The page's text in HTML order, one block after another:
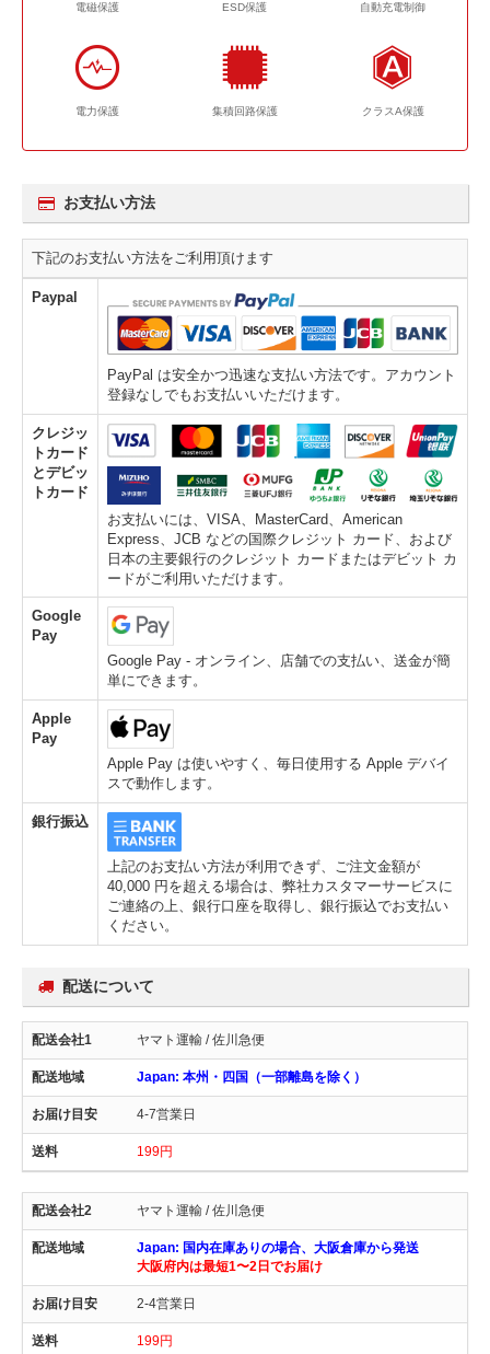
電磁保護 ESD保護 自動充電制御
電力保護 集積回路保護 クラスA保護
お支払い方法
下記のお支払い方法をご利用頂けます
Paypal
PayPal は安全かつ迅速な支払い方法です。アカウント
登録なしでもお支払いいただけます。
クレジッ
トカード
とデビッ
トカード
お支払いには、VISA、MasterCard、American
Express、JCB などの国際クレジット カード、および
日本の主要銀行のクレジット カードまたはデビット カ
ードがご利用いただけます。
Google
Pay
Google Pay - オンライン、店舗での支払い、送金が簡
単にできます。
Apple
Pay
Apple Pay は使いやすく、毎日使用する Apple デバイ
スで動作します。
銀行振込
上記のお支払い方法が利用できず、ご注文金額が
40,000 円を超える場合は、弊社カスタマーサービスに
ご連絡の上、銀行口座を取得し、銀行振込でお支払い
ください。
配送について
ヤマト運輸 / 佐川急便
Japan: 本州・四国（一部離島を除く）
4-7営業日
199円
ヤマト運輸 / 佐川急便
Japan: 国内在庫ありの場合、大阪倉庫から発送
大阪府内は最短1〜2日でお届け
2-4営業日
199円